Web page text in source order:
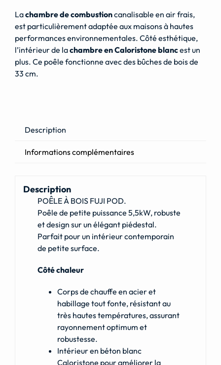
Lachambre de combustioncanalisable en air frais,
est particulièrement adaptée aux maisons à hautes
performances environnementales. Côté esthétique,
l’intérieur de lachambre en Caloristone blancest un
plus. Ce poêle fonctionne avec des bûches de bois de
33 cm.
Description
Informations complémentaires
Description
POÊLE À BOIS FUJI POD.
Poêle de petite puissance 5,5kW, robuste
et design sur un élégant piédestal.
Parfait pour un intérieur contemporain
de petite surface.
Côté chaleur
Corps de chauffe en acier et
habillage tout fonte, résistant au
très hautes températures, assurant
rayonnement optimum et
robustesse.
Intérieur en béton blanc
Caloristone pour améliorer la